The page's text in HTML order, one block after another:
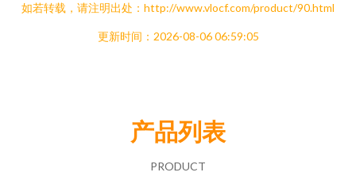
如若转载，请注明出处：http://www.vlocf.com/product/90.html
更新时间：2026-08-06 06:59:05
产品列表
PRODUCT